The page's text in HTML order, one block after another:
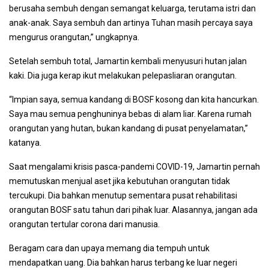
berusaha sembuh dengan semangat keluarga, terutama istri dan
anak-anak. Saya sembuh dan artinya Tuhan masih percaya saya
mengurus orangutan,” ungkapnya.
Setelah sembuh total, Jamartin kembali menyusuri hutan jalan
kaki. Dia juga kerap ikut melakukan pelepasliaran orangutan.
“Impian saya, semua kandang di BOSF kosong dan kita hancurkan.
Saya mau semua penghuninya bebas di alam liar. Karena rumah
orangutan yang hutan, bukan kandang di pusat penyelamatan,”
katanya.
Saat mengalami krisis pasca-pandemi COVID-19, Jamartin pernah
memutuskan menjual aset jika kebutuhan orangutan tidak
tercukupi. Dia bahkan menutup sementara pusat rehabilitasi
orangutan BOSF satu tahun dari pihak luar. Alasannya, jangan ada
orangutan tertular corona dari manusia.
Beragam cara dan upaya memang dia tempuh untuk
mendapatkan uang. Dia bahkan harus terbang ke luar negeri